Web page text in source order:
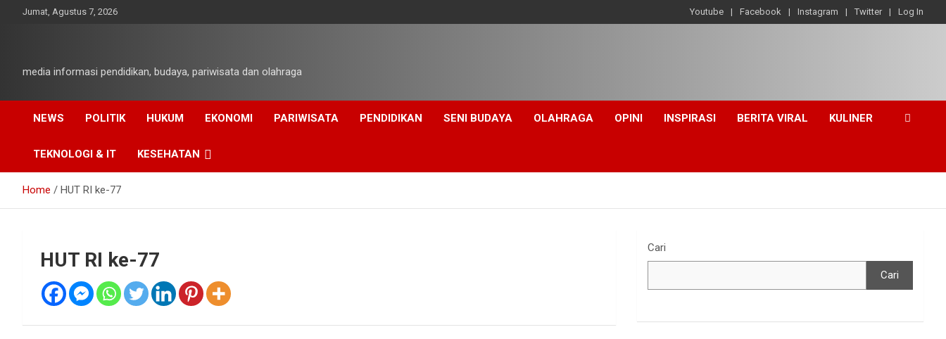
Jumat, Agustus 7, 2026 Youtube Facebook Instagram Twitter Log In
media informasi pendidikan, budaya, pariwisata dan olahraga
NEWS POLITIK HUKUM EKONOMI PARIWISATA PENDIDIKAN SENI BUDAYA OLAHRAGA OPINI INSPIRASI BERITA VIRAL KULINER
TEKNOLOGI & IT KESEHATAN
Home HUT RI ke-77
HUT RI ke-77
Cari
Cari